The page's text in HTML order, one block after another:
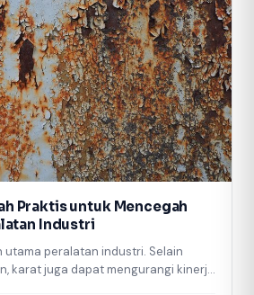
Praktis untuk Mencegah
Industri
utama peralatan industri. Selain
karat juga dapat mengurangi kinerja